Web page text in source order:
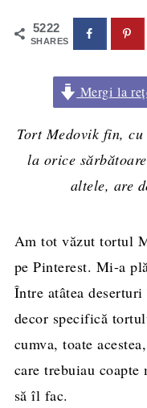
5222
SHARES
Mergi la
Tort Medovik fin,
la orice
altele, are
Am tot văzut tortul
pe Pinterest. Mi-a
Între atâtea
decor specifică
cumva, toate
care trebuiau
să îl fac.